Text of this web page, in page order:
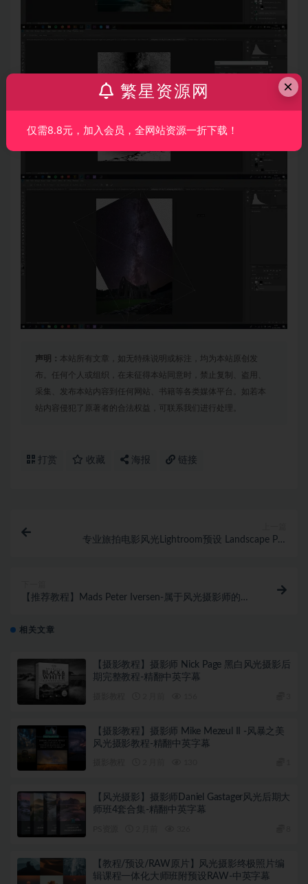
声明： 本站所有文章，如无特殊说明或标注，均为本站原创发
布。任何个人或组织，在未征得本站同意时，禁止复制、盗用、
采集、发布本站内容到任何网站、书籍等各类媒体平台。如若本
站内容侵犯了原著者的合法权益，可联系我们进行处理。
打赏 收藏 海报 链接
专业旅拍电影风光Lightroom预设 Landscape Pro
【推荐教程】Mads Peter Iversen-属于风光摄影师的后
相关文章
【摄影教程】摄影师 Nick Page 黑白风光摄影后
期完整教程-精翻中英字幕
【摄影教程】摄影师 Mike Mezeul II -风暴之美
风光摄影教程-精翻中英字幕
【风光摄影】摄影师Daniel Gastager风光后期大
师班4套合集-精翻中英字幕
【教程/预设/RAW原片】风光摄影终极照片编
辑课程一体化大师班附预设RAW-中英字幕
×
繁星资源网
仅需8.8元，加入会员，全网站资源一折下载！